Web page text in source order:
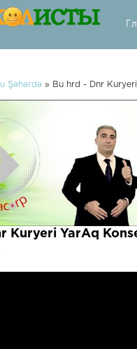
Şəhərdə » Bu hrd - Dnr
Kuryeri YarAq